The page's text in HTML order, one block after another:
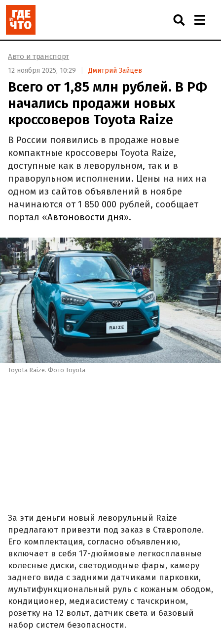
Авто и транспорт
12 ноября 2025, 10:29 Дмитрий Зайцев
Всего от 1,85 млн рублей. В РФ
начались продажи новых
кроссоверов Toyota Raize
В России появились в продаже новые
компактные кроссоверы Toyota Raize,
доступные как в леворульном, так и в
праворульном исполнении. Цены на них на
одном из сайтов объявлений в ноябре
начинаются от 1 850 000 рублей, сообщает
портал «Автоновости дня».
Toyota Raize. Фото Toyota
За эти деньги новый леворульный Raize
предлагают привезти под заказ в Ставрополе.
Его комплектация, согласно объявлению,
включает в себя 17-дюймовые легкосплавные
колесные диски, светодиодные фары, камеру
заднего вида с задними датчиками парковки,
мультифункциональный руль с кожаным ободом,
кондиционер, медиасистему с тачскрином,
розетку на 12 вольт, датчик света и базовый
набор систем безопасности.